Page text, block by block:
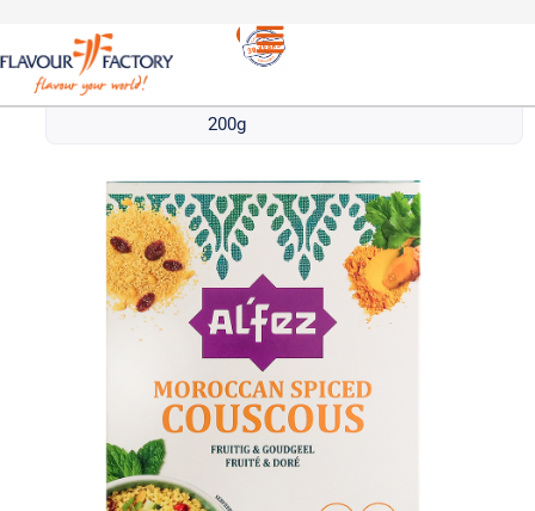
Κους κους &
Αραβικά είδη
AL’FEZ ΜΑΡΟΚΙΝΟ ΚΟΥΣ ΚΟΥΣ |
200g